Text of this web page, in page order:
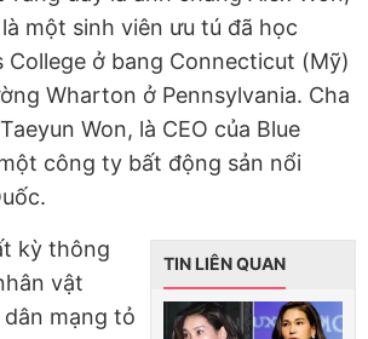
một sinh viên ưu tú đã học
College ở bang Connecticut (Mỹ)
Wharton ở Pennsylvania. Cha
Won, là CEO của Blue
công ty bất động sản nổi
TIN LIÊN QUAN
kỳ thông
vật
mạng tỏ